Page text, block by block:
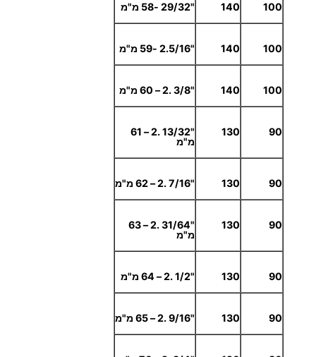
100
140 "29/32 -58 מ"מ
100
140 "2.5/16 -59 מ"מ
100
140 "3/8 .2 – 60 מ"מ
90
130
"13/32 .2 – 61
מ"מ
90
130 "7/16 .2 – 62 מ"מ
90
130
"31/64 .2 – 63
מ"מ
90
130 "1/2 .2 – 64 מ"מ
90
130 "9/16 .2 – 65 מ"מ